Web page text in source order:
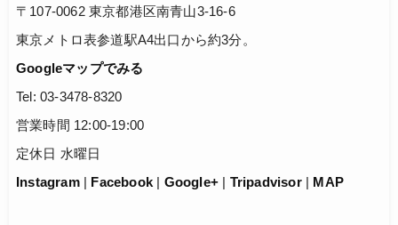
〒107-0062 東京都港区南青山3-16-6
東京メトロ表参道駅A4出口から約3分。
Googleマップでみる
Tel: 03-3478-8320
営業時間 12:00-19:00
定休日 水曜日
Instagram| Facebook | Google+ | Tripadvisor| MAP